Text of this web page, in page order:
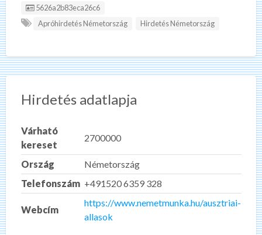
Hirdetés ID:
5626a2b83eca26c6
Apróhirdetés Németország
Hirdetés Németország
Hirdetés adatlapja
Várható
kereset
2700000
Ország
Németország
Telefonszám +491520 6359 328
Webcím
https://www.nemetmunka.hu/ausztriai-
allasok